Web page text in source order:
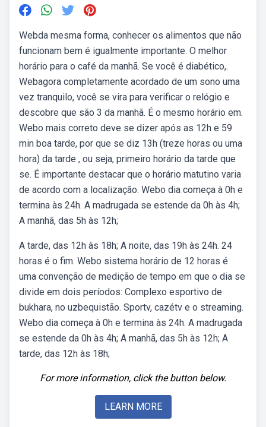
Webda mesma forma, conhecer os alimentos que não
funcionam bem é igualmente importante. O melhor
horário para o café da manhã. Se você é diabético,.
Webagora completamente acordado de um sono uma
vez tranquilo, você se vira para verificar o relógio e
descobre que são 3 da manhã. É o mesmo horário em.
Webo mais correto deve se dizer após as 12h e 59
min boa tarde, por que se diz 13h (treze horas ou uma
hora) da tarde , ou seja, primeiro horário da tarde que
se. É importante destacar que o horário matutino varia
de acordo com a localização. Webo dia começa à 0h e
termina às 24h. A madrugada se estende da 0h às 4h;
A manhã, das 5h às 12h;
A tarde, das 12h às 18h; A noite, das 19h às 24h. 24
horas é o fim. Webo sistema horário de 12 horas é
uma convenção de medição de tempo em que o dia se
divide em dois períodos: Complexo esportivo de
bukhara, no uzbequistão. Sportv, cazétv e o streaming.
Webo dia começa à 0h e termina às 24h. A madrugada
se estende da 0h às 4h; A manhã, das 5h às 12h; A
tarde, das 12h às 18h;
For more information, click the button below.
LEARN MORE